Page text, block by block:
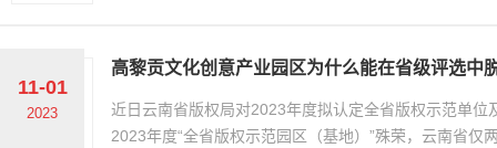
11-01
2023
高黎贡文化创意产业园区为什么能在省级评选中
近日云南省版权局对2023年度拟认定全省版权示范单
2023年度“全省版权示范园区（基地）”殊荣，云南省仅